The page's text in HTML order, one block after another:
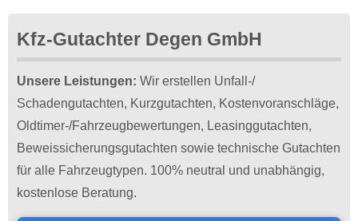
Kfz-Gutachter Degen GmbH
Unsere Leistungen: Wir erstellen Unfall-/
Schadengutachten, Kurzgutachten, Kostenvoranschläge,
Oldtimer-/Fahrzeugbewertungen, Leasinggutachten,
Beweissicherungsgutachten sowie technische Gutachten
für alle Fahrzeugtypen. 100% neutral und unabhängig,
kostenlose Beratung.